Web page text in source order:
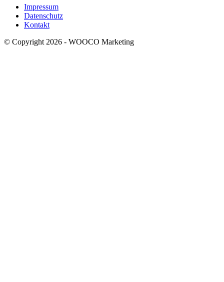
Impressum
Datenschutz
Kontakt
© Copyright 2026 - WOOCO Marketing